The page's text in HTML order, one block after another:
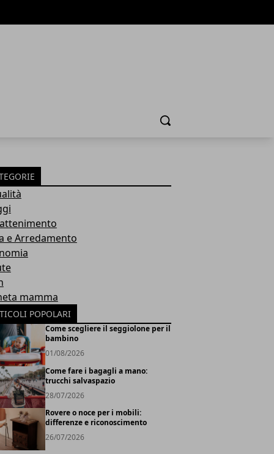
Cerca
e Arredamento
mamma
POPOLARI
Come scegliere il seggiolone per il
bambino
01/08/2026
Come fare i bagagli a mano:
trucchi salvaspazio
28/07/2026
Rovere o noce per i mobili:
differenze e riconoscimento
26/07/2026